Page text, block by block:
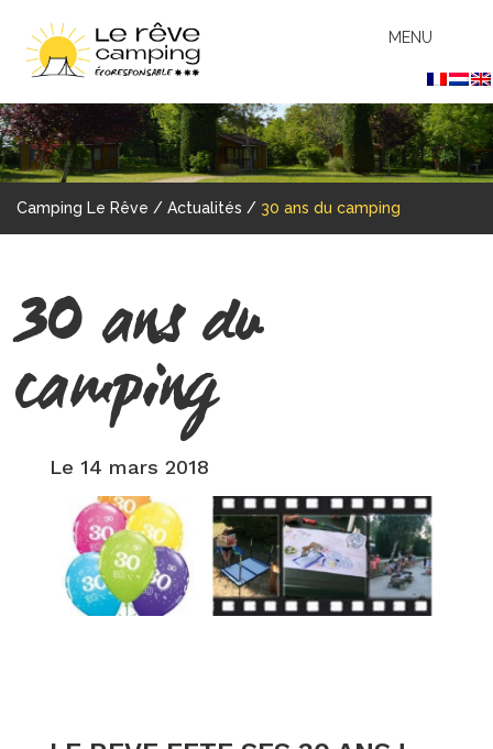
MENU
Camping Le Rêve / Actualités / 30 ans du camping
30 ans du
camping
Le 14 mars 2018